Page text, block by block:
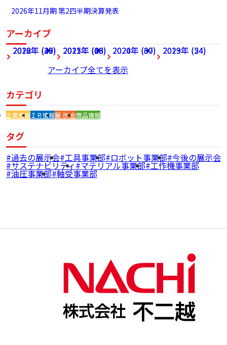
2026年11月期 第2四半期決算発表
アーカイブ
2026年 (27) 2025年 (68) 2024年 (60) 2023年 (54)
2022年 (49) 2021年 (46) 2020年 (37) 2019年 (24)
2018年 (36)
2017年 (28)
アーカイブ全てを表示
カテゴリ
企業情報ＩＲ情報展 示 会商品情報
タグ
過去の展示会 工具事業部 ロボット事業部 今後の展示会
サステナビリティ マテリアル事業部 工作機事業部
油圧事業部 軸受事業部